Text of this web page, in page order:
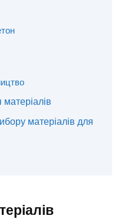
матеріалів для